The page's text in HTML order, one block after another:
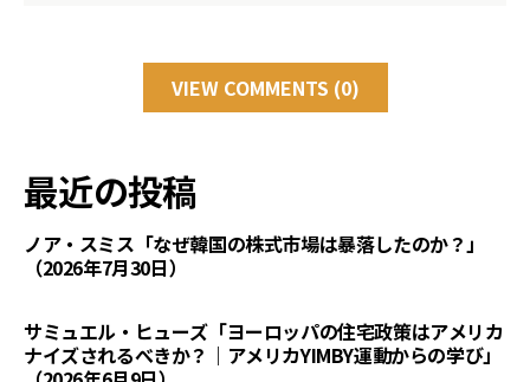
VIEW COMMENTS (0)
最近の投稿
ノア・スミス「なぜ韓国の株式市場は暴落したのか？」
（2026年7月30日）
サミュエル・ヒューズ「ヨーロッパの住宅政策はアメリカ
ナイズされるべきか？｜アメリカYIMBY運動からの学び」